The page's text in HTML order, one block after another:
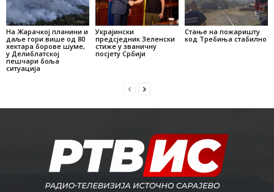
На Жарачкој планини и
даље гори више од 80
хектара борове шуме,
у Делиблатској
пешчари боља
ситуација
Украјински
предсједник Зеленски
стиже у званичну
посјету Србији
Стање на пожаришту
код Требиња стабилно